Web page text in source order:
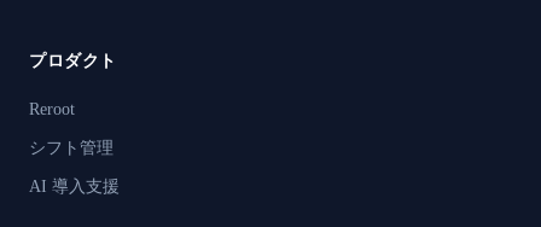
プロダクト
Reroot
シフト管理
AI 導入支援